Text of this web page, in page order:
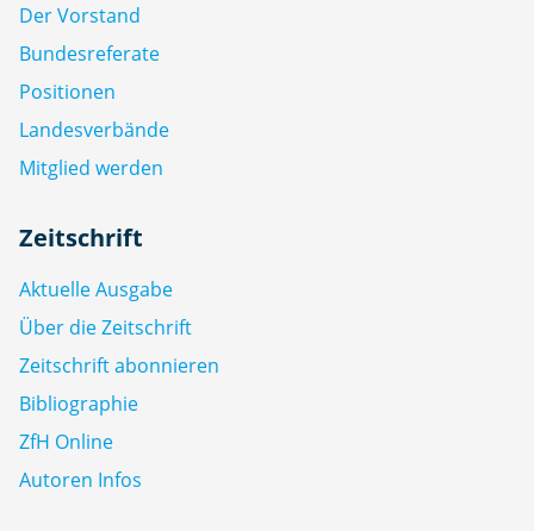
Der Vorstand
Bundesreferate
Positionen
Landesverbände
Mitglied werden
Zeitschrift
Aktuelle Ausgabe
Über die Zeitschrift
Zeitschrift abonnieren
Bibliographie
ZfH Online
Autoren Infos